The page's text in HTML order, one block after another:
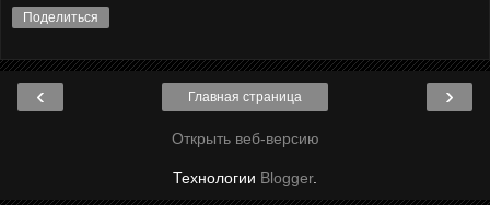
Поделиться
‹ ›
Главная страница
Открыть веб-версию
Технологии Blogger.